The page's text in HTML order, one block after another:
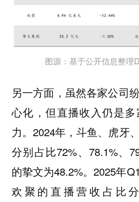
图源：基于公开信息整理
另一方面，虽然各家公司
心化，但直播收入仍是
力。2024年，斗鱼、虎牙
分别占比72%、78.1%、
的挚文为48.2%。2025年
欢聚的直播营收占比分